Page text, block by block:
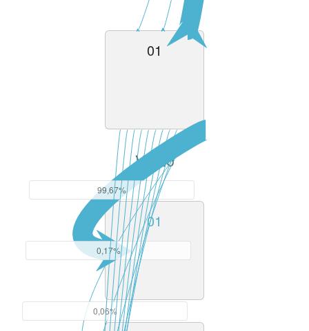
01
V13.0
01
99,67%
0,17%
0,06%